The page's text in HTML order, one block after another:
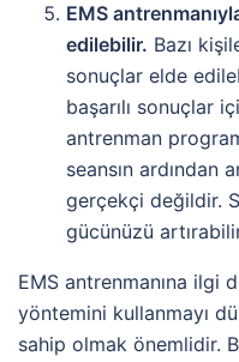
EMS
edilebilir. Bazı
sonuçlar elde
başarılı sonuçlar
antrenman
seansın ardından
gerçekçi değildir.
gücünüzü
EMS antrenmanına ilgi
yöntemini kullanmayı
sahip olmak önemlidir.